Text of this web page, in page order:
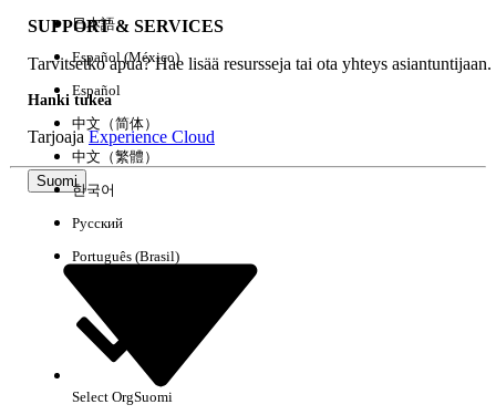
Tyhjennä kaikki Valmis
SUPPORT & SERVICES
Tarvitsetko apua? Hae lisää resursseja tai ota yhteys asiantuntijaan.
Hanki tukea
TarjoajaExperience Cloud
Suomi
日本語
Español (México)
Español
中文（简体）
中文（繁體）
한국어
Русский
Português (Brasil)
Select OrgSuomi